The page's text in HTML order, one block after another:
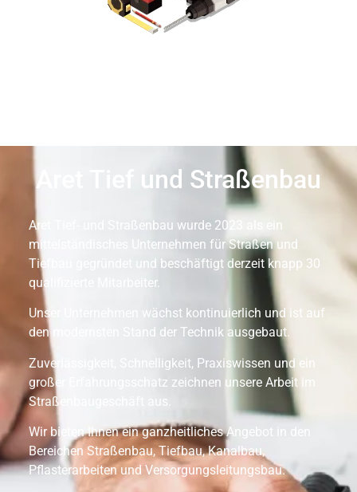
Aret Tief und Straßenbau
Aret Tief- und Straßenbau wurde 2023 als ein
mittelständisches Unternehmen für Straßen und
Tiefbau gegründet und beschäftigt derzeit knapp 30
qualifizierte Mitarbeiter.
Unser Unternehmen wächst kontinuierlich und ist auf
den modernsten Stand der Technik ausgebaut.
Zuverlässigkeit, Schnelligkeit, Praxiswissen und ein
großer Erfahrungsschatz zeichnen unsere Arbeit im
Straßenbaugeschäft aus.
Wir bieten Ihnen ein ganzheitliches Angebot in den
Bereichen Straßenbau, Tiefbau, Kanalbau,
Pflasterarbeiten und Versorgungsleitungsbau.